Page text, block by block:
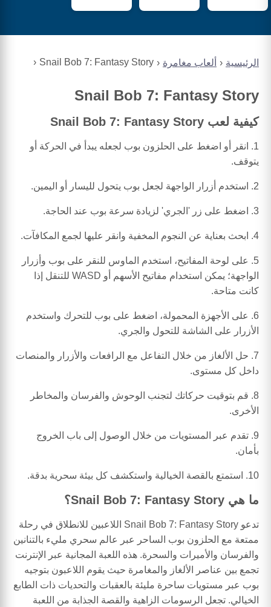
الرئيسية ألعاب مغامرة Snail Bob 7: Fantasy Story
Snail Bob 7: Fantasy Story
كيفية لعب Snail Bob 7: Fantasy Story
1. انقر أو اضغط على الحلزون بوب لجعله يبدأ في الحركة أو
يتوقف.
2. استخدم أزرار الواجهة لجعل بوب يتحول لليسار أو اليمين.
3. اضغط على زر 'الجري' لزيادة سرعة بوب عند الحاجة.
4. ابحث بعناية عن النجوم المخفية وانقر عليها لجمع المكافآت.
5. على لوحة المفاتيح، استخدم الماوس للنقر على بوب وأزرار
الواجهة؛ يمكن استخدام مفاتيح الأسهم أو WASD للتنقل إذا
كانت متاحة.
6. على الأجهزة المحمولة، اضغط على بوب للتحرك واستخدم
الأزرار على الشاشة للتحول والجري.
7. حل الألغاز من خلال التفاعل مع الرافعات والأزرار والمنصات
داخل كل مستوى.
8. قم بتوقيت حركاتك لتجنب الوحوش والفرسان والمخاطر
الأخرى.
9. تقدم عبر المستويات من خلال الوصول إلى باب الخروج
بأمان.
10. استمتع بالقصة الخيالية واستكشف كل بيئة سحرية بدقة.
ما هي Snail Bob 7: Fantasy Story؟
تدعو Snail Bob 7: Fantasy Story اللاعبين للانطلاق في رحلة
ممتعة مع الحلزون بوب الساحر عبر عالم سحري مليء بالتنانين
والفرسان والأميرات والسحرة. هذه اللعبة المجانية عبر الإنترنت
تجمع بين عناصر الألغاز والمغامرة حيث يقوم اللاعبون بتوجيه
بوب عبر مستويات ساحرة مليئة بالعقبات والتحديات ذات الطابع
الخيالي. تجعل الرسومات الزاهية والقصة الجذابة من اللعبة